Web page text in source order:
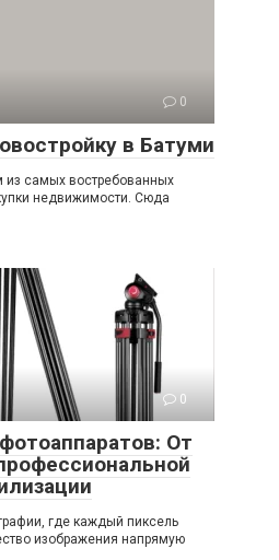
0
в Батуми
из самых востребованных
недвижимости. Сюда
0
От
где каждый пиксель
изображения напрямую